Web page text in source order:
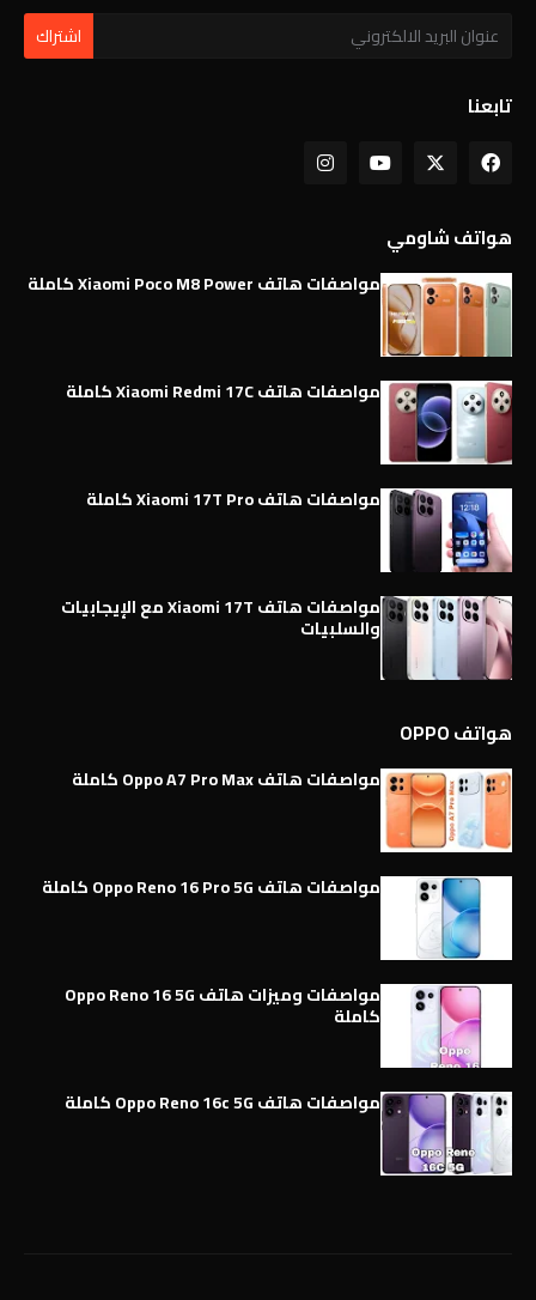
تابعنا
هواتف شاومي
مواصفات هاتف Xiaomi Poco M8 Power كاملة
مواصفات هاتف Xiaomi Redmi 17C كاملة
مواصفات هاتف Xiaomi 17T Pro كاملة
مواصفات هاتف Xiaomi 17T مع الإيجابيات
والسلبيات
هواتف OPPO
مواصفات هاتف Oppo A7 Pro Max كاملة
مواصفات هاتف Oppo Reno 16 Pro 5G كاملة
مواصفات وميزات هاتف Oppo Reno 16 5G
كاملة
مواصفات هاتف Oppo Reno 16c 5G كاملة